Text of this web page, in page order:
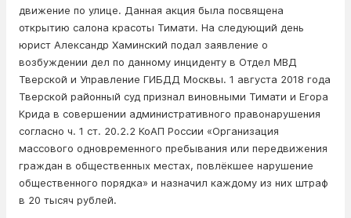
движение по улице. Данная акция была посвящена
открытию салона красоты Тимати. На следующий день
юрист Александр Хаминский подал заявление о
возбуждении дел по данному инциденту в Отдел МВД
Тверской и Управление ГИБДД Москвы. 1 августа 2018 года
Тверской районный суд признал виновными Тимати и Егора
Крида в совершении административного правонарушения
согласно ч. 1 ст. 20.2.2 КоАП России «Организация
массового одновременного пребывания или передвижения
граждан в общественных местах, повлёкшее нарушение
общественного порядка» и назначил каждому из них штраф
в 20 тысяч рублей.